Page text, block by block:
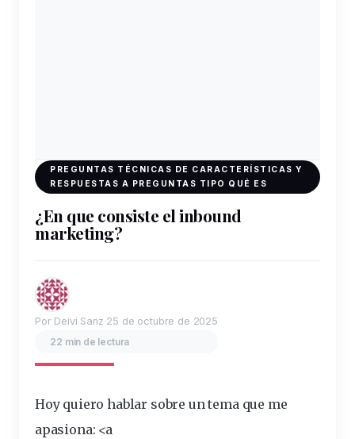
PREGUNTAS TÉCNICAS DE CARACTERÍSTICAS Y
RESPUESTAS A PREGUNTAS TIPO QUÉ ES
¿En que consiste el inbound
marketing?
Por Deivi Sanz 25 de octubre de 2025
22 min de lectura
Hoy quiero hablar sobre un tema que me
apasiona: <a